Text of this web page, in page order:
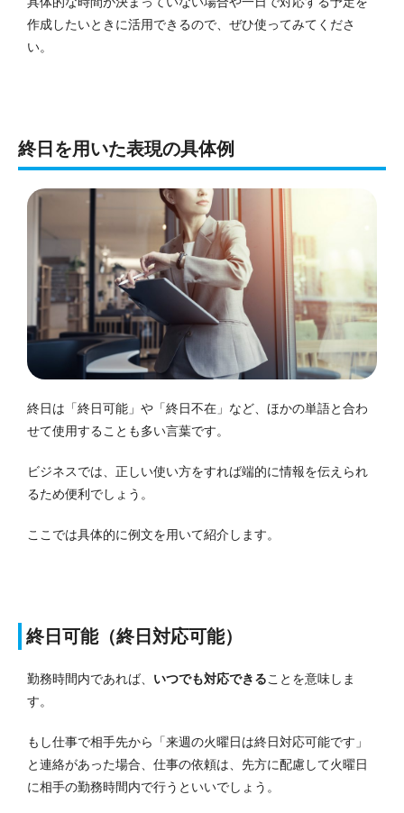
作成したいときに活用できるので、ぜひ使ってみてくださ
い。
終日を用いた表現の具体例
終日は「終日可能」や「終日不在」など、ほかの単語と合わ
せて使用することも多い言葉です。
ビジネスでは、正しい使い方をすれば端的に情報を伝えられ
るため便利でしょう。
ここでは具体的に例文を用いて紹介します。
終日可能（終日対応可能）
勤務時間内であれば、 いつでも対応できることを意味しま
す。
もし仕事で相手先から「来週の火曜日は終日対応可能です」
と連絡があった場合、仕事の依頼は、先方に配慮して火曜日
に相手の勤務時間内で行うといいでしょう。